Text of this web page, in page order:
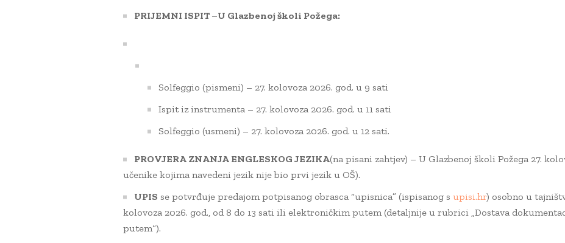
PRIJEMNI ISPIT –U Glazbenoj školi Požega:
Solfeggio (pismeni) – 27. kolovoza 2026. god. u 9 sati
Ispit iz instrumenta – 27. kolovoza 2026. god. u 11 sati
Solfeggio (usmeni) – 27. kolovoza 2026. god. u 12 sati.
PROVJERA ZNANJA ENGLESKOG JEZIKA(na pisani zahtjev) – U Glazbenoj školi Požega 27.
učenike kojima navedeni jezik nije bio prvi jezik u OŠ).
UPIS se potvrđuje predajom potpisanog obrasca “upisnica” (ispisanog s upisi.hr) osobno u
kolovoza 2026. god., od 8 do 13 sati ili elektroničkim putem (detaljnije u rubrici „Dostava
putem“).